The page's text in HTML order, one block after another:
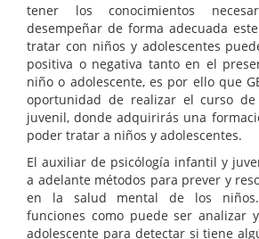
tener los conocimientos
desempeñar de forma adecuada
tratar con niños y adolescentes
positiva o negativa tanto en el
niño o adolescente, es por ello que
oportunidad de realizar el curso
juvenil, donde adquirirás una
poder tratar a niños y adolescentes.
El auxiliar de psicólogía infantil y
a adelante métodos para prever y
en la salud mental de los niños.
funciones como puede ser analizar
adolescente para detectar si tiene